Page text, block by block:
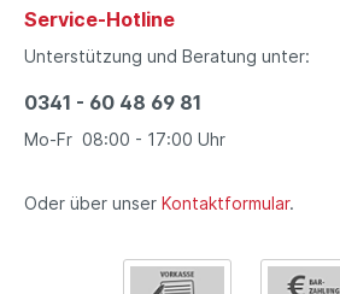
Service-Hotline
Unterstützung und Beratung unter:
0341 - 60 48 69 81
Mo-Fr 08:00 - 17:00 Uhr
Oder über unser Kontaktformular.